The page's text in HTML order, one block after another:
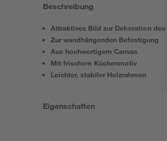
Beschreibung
Attraktives Bild zur Dekoration des
Zur wandhängenden Befestigung
Aus hochwertigem Canvas
Mit frischem Küchenmotiv
Leichter, stabiler Holzrahmen
Eigenschaften